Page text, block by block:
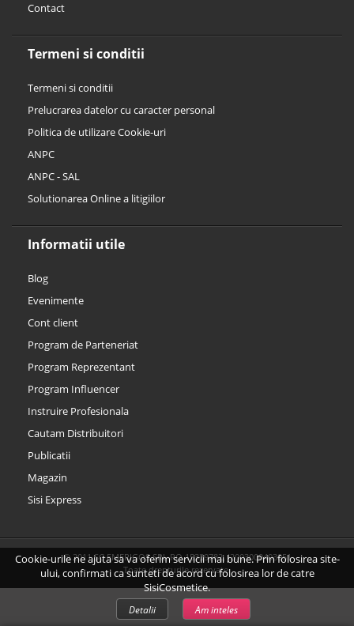
Cookie-urile ne ajuta sa va oferim servicii mai bune. Prin folosirea site-
ului, confirmati ca sunteti de acord cu folosirea lor de catre
SisiCosmetice.
Detalii Am inteles
Contact
Termeni si conditii
Termeni si conditii
Prelucrarea datelor cu caracter personal
Politica de utilizare Cookie-uri
ANPC
ANPC - SAL
Solutionarea Online a litigiilor
Informatii utile
Blog
Evenimente
Cont client
Program de Parteneriat
Program Reprezentant
Program Influencer
Instruire Profesionala
Cautam Distribuitori
Publicatii
Magazin
Sisi Express
© 2011 SC EMERIGOS SRL RO 15339782, J2003000403051
Toate drepturile rezervate.